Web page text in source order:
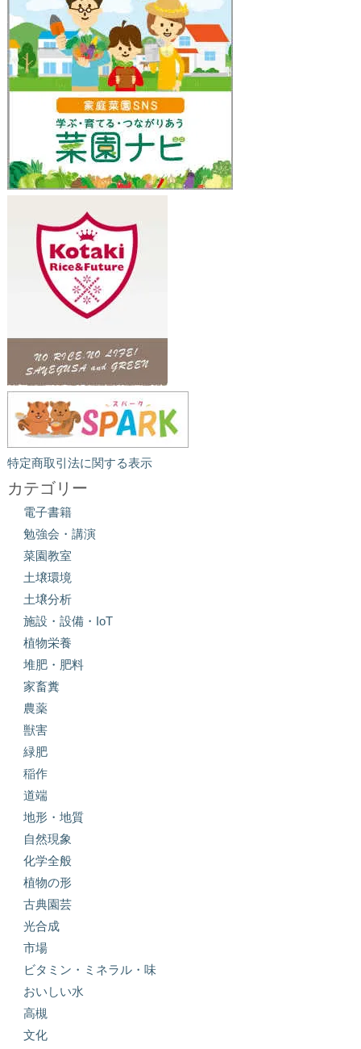
特定商取引法に関する表示
カテゴリー
電子書籍
勉強会・講演
菜園教室
土壌環境
土壌分析
施設・設備・IoT
植物栄養
堆肥・肥料
家畜糞
農薬
獣害
緑肥
稲作
道端
地形・地質
自然現象
化学全般
植物の形
古典園芸
光合成
市場
ビタミン・ミネラル・味
おいしい水
高槻
文化